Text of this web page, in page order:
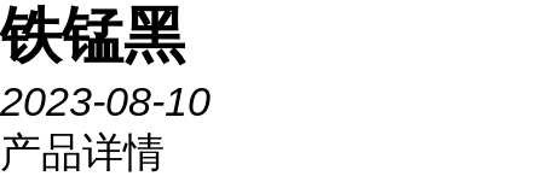
铁锰黑
2023-08-10
产品详情